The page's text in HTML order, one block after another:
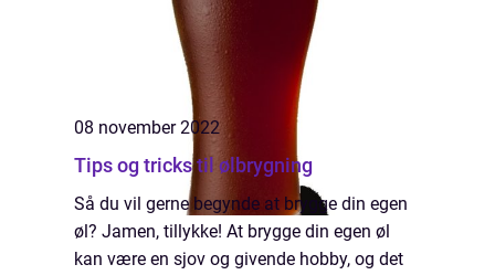
08 november 2022
Tips og tricks til ølbrygning
Så du vil gerne begynde at brygge din egen
øl? Jamen, tillykke! At brygge din egen øl
kan være en sjov og givende hobby, og det